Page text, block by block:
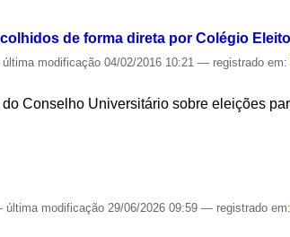
de forma direta por Colégio
última modificação 04/02/2016 10:21— registrado
Conselho Universitário sobre eleições
última modificação 29/06/2026 09:59— registrado em: